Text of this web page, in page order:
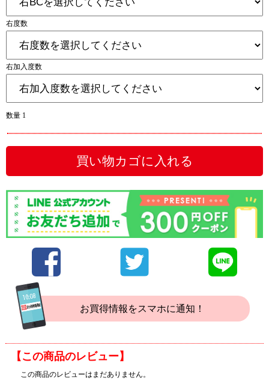
右度数
右加入度数
数量 1
買い物カゴに入れる
お買得情報をスマホに通知！
【この商品のレビュー】
この商品のレビューはまだありません。